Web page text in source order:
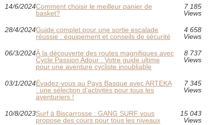
14/6/2024Comment choisir le meilleur panier de
basket?
7 185
Views
28/4/2024Guide complet pour une sortie escalade
réussie : équipement et conseils de sécurité
4 658
Views
06/3/2024À la découverte des routes magnifiques avec
Cycle Passion Adour : Votre guide ultime
pour une aventure cycliste inoubliable
8 737
Views
03/1/2024Évadez-vous au Pays Basque avec ARTEKA
: une sélection d'activités pour tous les
aventuriers !
7 345
Views
10/8/2023Surf à Biscarrosse : GANG SURF vous
propose des cours pour tous les niveaux
15 043
Views